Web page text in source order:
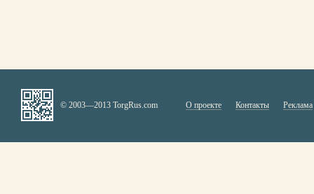
© 2003—2013 TorgRus.com О проекте Контакты Реклама